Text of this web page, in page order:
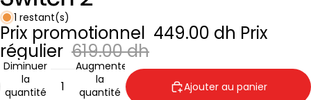
écran1 restant(s)
Prix promotionnel 449.00 dh Prix
régulier 619.00 dh
Diminuer
la
quantité
Augmenter
la
quantité
Ajouter au panier